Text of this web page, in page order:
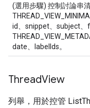
(選用步驟) 控制討論串
id、snippet、subject、
date、labelIds。
ThreadView
列舉，用於控管